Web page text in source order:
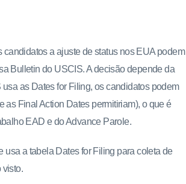
a ajuste de status nos EUA podem
Bulletin do USCIS. A decisão depende da
as Dates for Filing, os candidatos podem
as Final Action Dates permitiriam), o que é
EAD e do Advance Parole.
a tabela Dates for Filing para coleta de
visto.